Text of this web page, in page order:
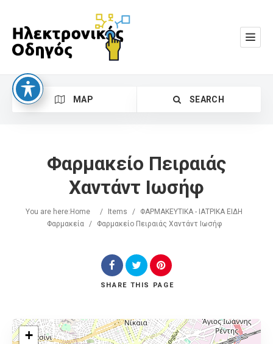
MAP SEARCH
Search
Φαρμακείο Πειραιάς
Χαντάντ Ιωσήφ
You are here: Home / Items /
ΦΑΡΜΑΚΕΥΤΙΚΑ - ΙΑΤΡΙΚΑ ΕΙΔΗ
Φαρμακεία
/ Φαρμακείο Πειραιάς Χαντάντ Ιωσήφ
SHARE THIS PAGE
+